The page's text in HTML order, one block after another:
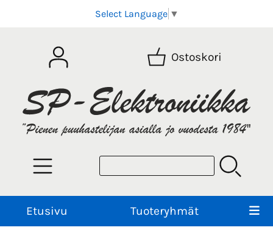
Select Language ▼
Ostoskori
Etusivu Tuoteryhmät